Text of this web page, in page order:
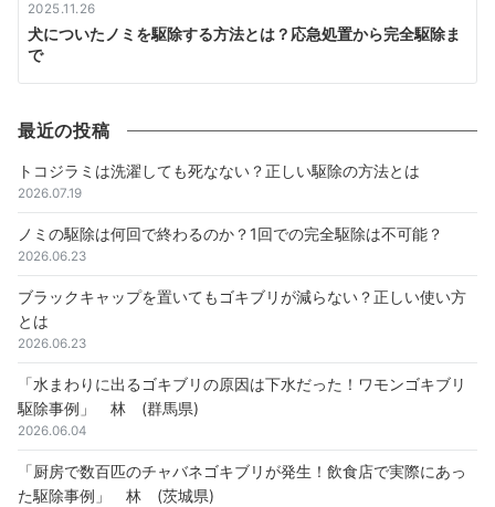
2025.11.26
犬についたノミを駆除する方法とは？応急処置から完全駆除ま
で
最近の投稿
トコジラミは洗濯しても死なない？正しい駆除の方法とは
2026.07.19
ノミの駆除は何回で終わるのか？1回での完全駆除は不可能？
2026.06.23
ブラックキャップを置いてもゴキブリが減らない？正しい使い方
とは
2026.06.23
「水まわりに出るゴキブリの原因は下水だった！ワモンゴキブリ
駆除事例」 林 (群馬県)
2026.06.04
「厨房で数百匹のチャバネゴキブリが発生！飲食店で実際にあっ
た駆除事例」 林 (茨城県)